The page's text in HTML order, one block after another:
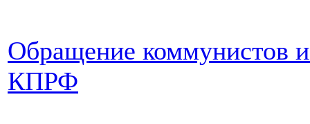
Обращение коммунистов
КПРФ